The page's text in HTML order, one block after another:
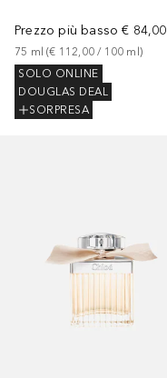
Prezzo più basso € 84,00
75 ml (€ 112,00 / 100 ml )
SOLO ONLINE
DOUGLAS DEAL
SORPRESA